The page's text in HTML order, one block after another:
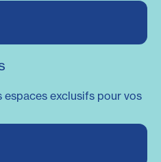
exclusifs pour vos